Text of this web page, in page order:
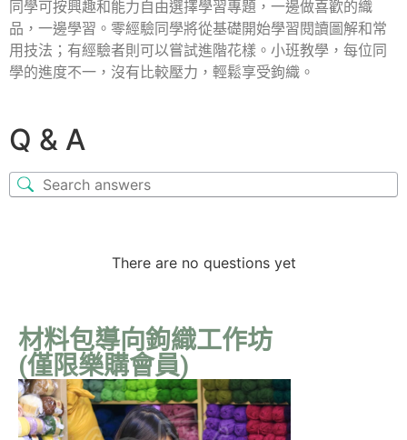
同學可按興趣和能力自由選擇學習專題，一邊做喜歡的織
品，一邊學習。零經驗同學將從基礎開始學習閱讀圖解和常
用技法；有經驗者則可以嘗試進階花樣。小班教學，每位同
學的進度不一，沒有比較壓力，輕鬆享受鉤織。
Q & A
There are no questions yet
材料包導向鉤織工作坊
(僅限樂購會員)